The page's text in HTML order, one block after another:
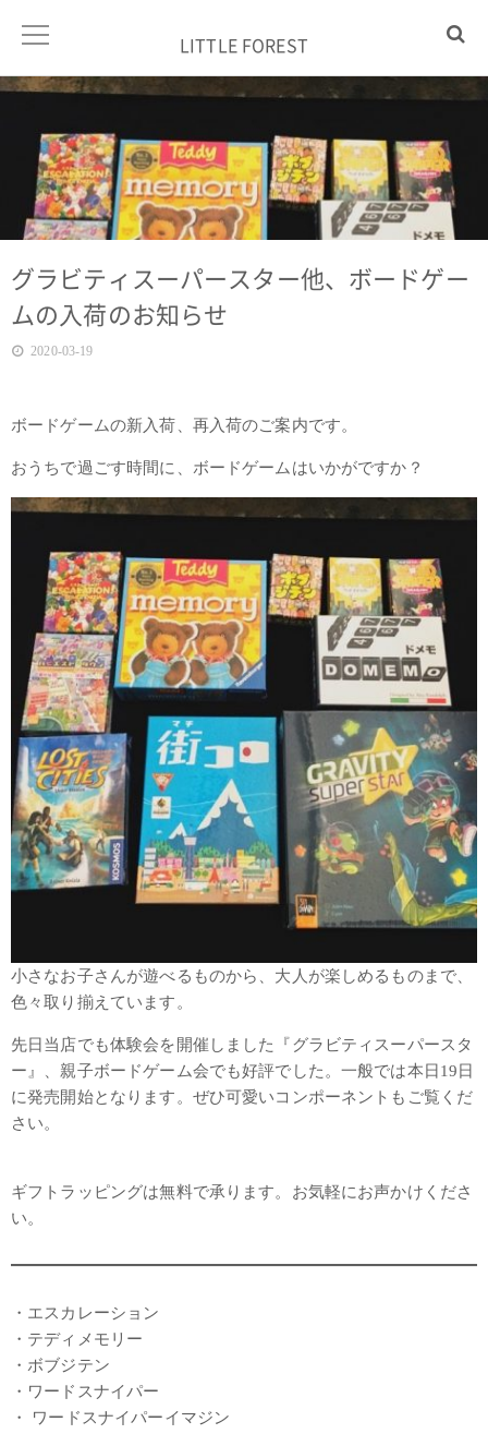
LITTLE FOREST
グラビティスーパースター他、ボードゲー
ムの入荷のお知らせ
2020-03-19
ボードゲームの新入荷、再入荷のご案内です。
おうちで過ごす時間に、ボードゲームはいかがですか？
小さなお子さんが遊べるものから、大人が楽しめるものまで、
色々取り揃えています。
先日当店でも体験会を開催しました『グラビティスーパースタ
ー』、親子ボードゲーム会でも好評でした。一般では本日19日
に発売開始となります。ぜひ可愛いコンポーネントもご覧くだ
さい。
ギフトラッピングは無料で承ります。お気軽にお声かけくださ
い。
・エスカレーション
・テディメモリー
・ボブジテン
・ワードスナイパー
・ ワードスナイパーイマジン